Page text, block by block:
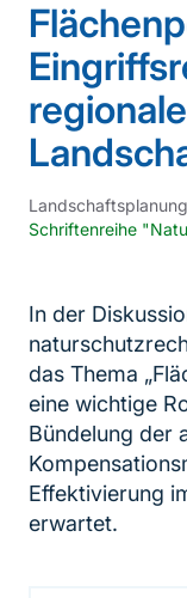
Landschaftsplanung
Schriftenreihe
In der
das Thema
eine wichtige
Bündelung der
Effektivierung
erwartet.